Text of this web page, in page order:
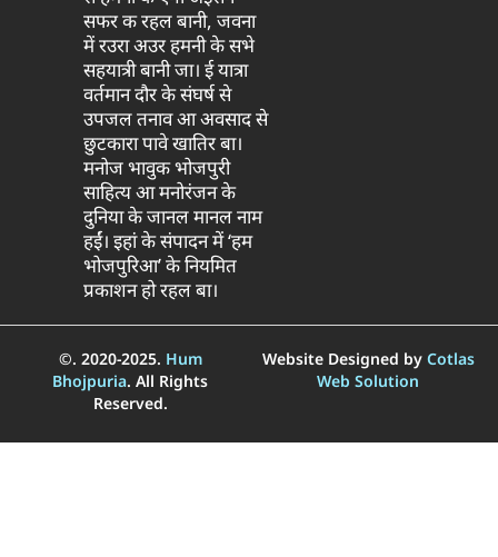
सफर क रहल बानी, जवना
में रउरा अउर हमनी के सभे
सहयात्री बानी जा। ई यात्रा
वर्तमान दौर के संघर्ष से
उपजल तनाव आ अवसाद से
छुटकारा पावे खातिर बा।
मनोज भावुक भोजपुरी
साहित्य आ मनोरंजन के
दुनिया के जानल मानल नाम
हईं। इहां के संपादन में ‘हम
भोजपुरिआ’ के नियमित
प्रकाशन हो रहल बा।
©. 2020-2025. Hum
Bhojpuria. All Rights
Reserved.
Website Designed by Cotlas
Web Solution